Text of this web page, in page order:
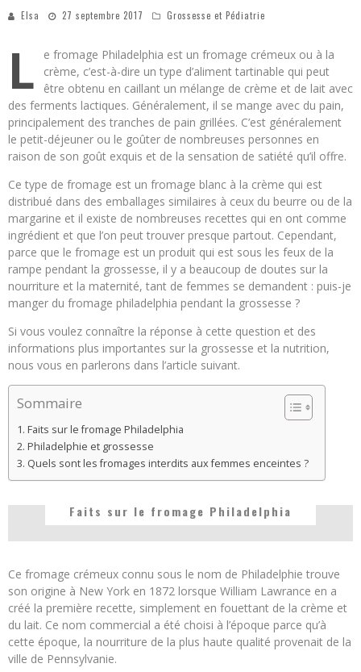
Elsa 27 septembre 2017 Grossesse et Pédiatrie
L
e fromage Philadelphia est un fromage crémeux ou à la
crème, c’est-à-dire un type d’aliment tartinable qui peut
être obtenu en caillant un mélange de crème et de lait avec
des ferments lactiques. Généralement, il se mange avec du pain,
principalement des tranches de pain grillées. C’est généralement
le petit-déjeuner ou le goûter de nombreuses personnes en
raison de son goût exquis et de la sensation de satiété qu’il offre.
Ce type de fromage est un fromage blanc à la crème qui est
distribué dans des emballages similaires à ceux du beurre ou de la
margarine et il existe de nombreuses recettes qui en ont comme
ingrédient et que l’on peut trouver presque partout. Cependant,
parce que le fromage est un produit qui est sous les feux de la
rampe pendant la grossesse, il y a beaucoup de doutes sur la
nourriture et la maternité, tant de femmes se demandent : puis-je
manger du fromage philadelphia pendant la grossesse ?
Si vous voulez connaître la réponse à cette question et des
informations plus importantes sur la grossesse et la nutrition,
nous vous en parlerons dans l’article suivant.
Sommaire
Faits sur le fromage Philadelphia
Philadelphie et grossesse
Quels sont les fromages interdits aux femmes enceintes ?
Faits sur le fromage Philadelphia
Ce fromage crémeux connu sous le nom de Philadelphie trouve
son origine à New York en 1872 lorsque William Lawrance en a
créé la première recette, simplement en fouettant de la crème et
du lait. Ce nom commercial a été choisi à l’époque parce qu’à
cette époque, la nourriture de la plus haute qualité provenait de la
ville de Pennsylvanie.